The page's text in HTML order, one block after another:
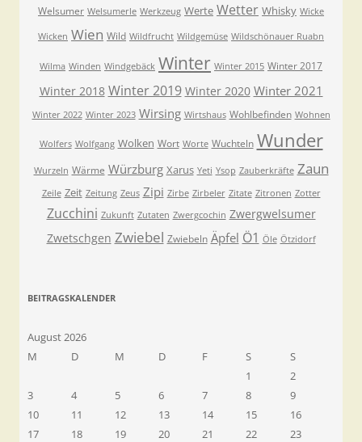
Welsumer Welsumerle Werkzeug Werte Wetter Whisky Wicke
Wicken Wien Wild Wildfrucht Wildgemüse Wildschönauer Ruabn
Wilma Winden Windgebäck Winter Winter 2015 Winter 2017
Winter 2018 Winter 2019 Winter 2020 Winter 2021
Winter 2022 Winter 2023 Wirsing Wirtshaus Wohlbefinden Wohnen
Wolfers Wolfgang Wolken Wort Worte Wuchteln Wunder
Wurzeln Wärme Würzburg Xarus Yeti Ysop Zauberkräfte Zaun
Zeile Zeit Zeitung Zeus Zipi Zirbe Zirbeler Zitate Zitronen Zotter
Zucchini Zukunft Zutaten Zwergcochin Zwergwelsumer
Zwetschgen Zwiebel Zwiebeln Äpfel Ö1 Öle Ötzidorf
BEITRAGSKALENDER
August 2026
M
D M D F S
S
1
2
3
4 5 6 7 8
9
10
11 12 13 14 15
16
17
18 19 20 21 22 23